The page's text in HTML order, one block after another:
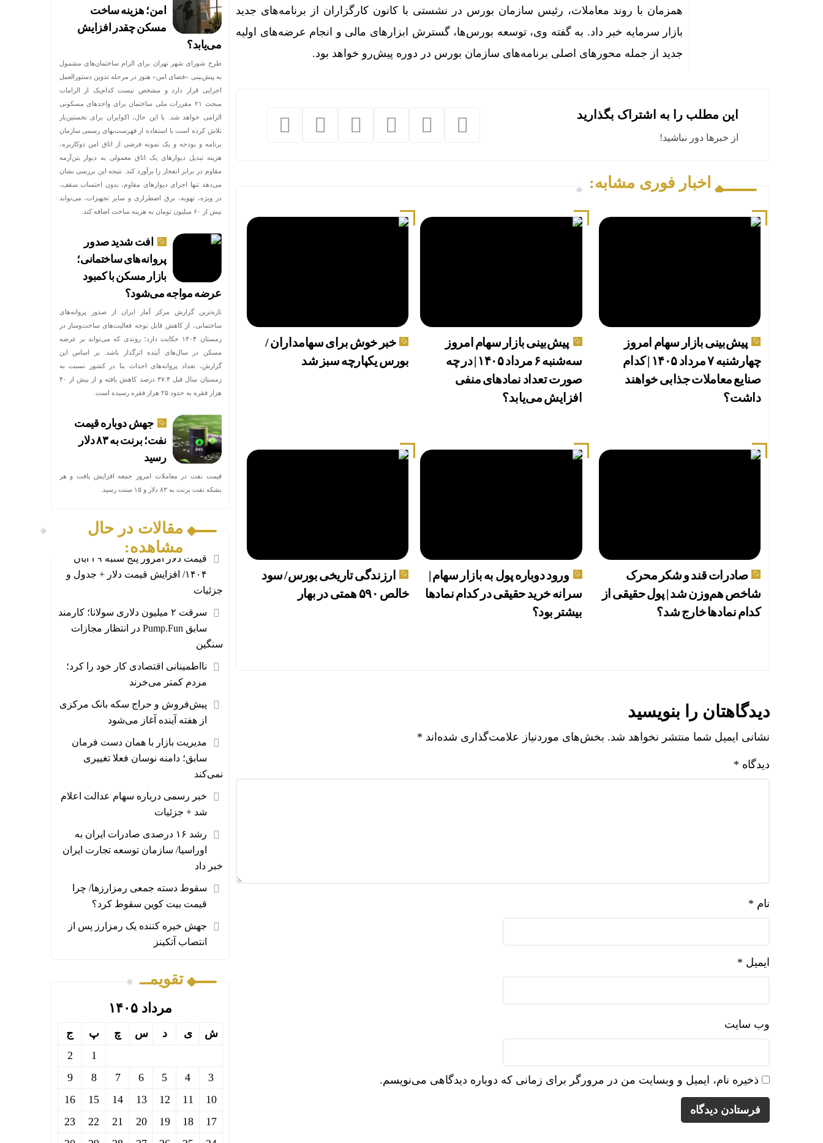
همزمان با روند معاملات، رئیس سازمان بورس در نشستی با کانون کارگزاران از برنامه‌های جدید
بازار سرمایه خبر داد. به گفته وی، توسعه بورس‌ها، گسترش ابزار‌های مالی و انجام عرضه‌های اولیه
جدید از جمله محور‌های اصلی برنامه‌های سازمان بورس در دوره پیش‌رو خواهد بود.
این مطلب را به اشتراک بگذارید
از خبرها دور نباشید!
اخبار فوری مشابه:
پیش‌بینی بازار سهام امروز
چهارشنبه ۷ مرداد ۱۴۰۵ | کدام
صنایع معاملات جذابی خواهند
داشت؟
پیش‌بینی بازار سهام امروز
سه‌شنبه ۶ مرداد ۱۴۰۵ | در چه
صورت تعداد نماد‌های منفی
افزایش می‌یابد؟
خبر خوش برای سهامداران /
بورس یکپارچه سبز شد
صادرات قند و شکر محرک
شاخص هم‌وزن شد | پول حقیقی از
کدام نماد‌ها خارج شد؟
ورود دوباره پول به بازار سهام |
سرانه خرید حقیقی در کدام نماد‌ها
بیشتر بود؟
ارزندگی تاریخی بورس/ سود
خالص ۵۹۰ همتی در بهار
دیدگاهتان را بنویسید
نشانی ایمیل شما منتشر نخواهد شد. بخش‌های موردنیاز علامت‌گذاری شده‌اند *
دیدگاه *
نام *
ایمیل *
وب‌ سایت
ذخیره نام، ایمیل و وبسایت من در مرورگر برای زمانی که دوباره دیدگاهی می‌نویسم.
امن؛ هزینه ساخت
مسکن چقدر افزایش
می‌یابد؟
طرح شورای شهر تهران برای الزام ساختمان‌های مشمول
به پیش‌بینی «فضای امن» هنوز در مرحله تدوین دستورالعمل
اجرایی قرار دارد و مشخص نیست کدام‌یک از الزامات
مبحث ۲۱ مقررات ملی ساختمان برای واحدهای مسکونی
الزامی خواهد شد. با این حال، اکوایران برای نخستین‌بار
تلاش کرده است با استفاده از فهرست‌بهای رسمی سازمان
برنامه و بودجه و یک نمونه فرضی از اتاق امن دوکاربره،
هزینه تبدیل دیوارهای یک اتاق معمولی به دیوار بتن‌آرمه
مقاوم در برابر انفجار را برآورد کند. نتیجه این بررسی نشان
می‌دهد تنها اجرای دیوارهای مقاوم، بدون احتساب سقف،
در ویژه، تهویه، برق اضطراری و سایر تجهیزات، می‌تواند
بیش از ۶۰ میلیون تومان به هزینه ساخت اضافه کند.
افت شدید صدور
پروانه‌های ساختمانی؛
بازار مسکن با کمبود
عرضه مواجه می‌شود؟
تازه‌ترین گزارش مرکز آمار ایران از صدور پروانه‌های
ساختمانی، از کاهش قابل توجه فعالیت‌های ساخت‌وساز در
زمستان ۱۴۰۴ حکایت دارد؛ روندی که می‌تواند بر عرضه
مسکن در سال‌های آینده اثرگذار باشد. بر اساس این
گزارش، تعداد پروانه‌های احداث بنا در کشور نسبت به
زمستان سال قبل ۳۷.۴ درصد کاهش یافته و از بیش از ۴۰
هزار فقره به حدود ۲۵ هزار فقره رسیده است.
جهش دوباره قیمت
نفت؛ برنت به ۸۳ دلار
رسید
قیمت نفت در معاملات امروز جمعه افزایش یافت و هر
بشکه نفت برنت به ۸۳ دلار و ۱۵ سنت رسید.
مقالات در حال
مشاهده:
قیمت دلار امروز پنج شنبه ۲۹ آبان
۱۴۰۴/ افزایش قیمت دلار + جدول و
جزئیات
سرقت ۲ میلیون دلاری سولانا؛ کارمند
سابق Pump.Fun در انتظار مجازات
سنگین
نااطمینانی اقتصادی کار خود را کرد؛
مردم کمتر می‌خرند
پیش‌فروش و حراج سکه بانک مرکزی
از هفته آینده آغاز می‌شود
مدیریت بازار با همان دست فرمان
سابق؛ دامنه نوسان فعلا تغییری
نمی‌کند
خبر رسمی درباره سهام عدالت اعلام
شد + جزئیات
رشد ۱۶ درصدی صادرات ایران به
اوراسیا/ سازمان توسعه تجارت ایران
خبر داد
سقوط دسته جمعی رمزارزها/ چرا
قیمت بیت کوین سقوط کرد؟
جهش خیره کننده یک رمزارز پس از
انتصاب آتکینز
تقویمــ
مرداد ۱۴۰۵
ش ی د س چ پ
ج
1
2
3
4
5
6
7
8
9
10
11
12
13
14
15
16
17
18
19
20
21
22
23